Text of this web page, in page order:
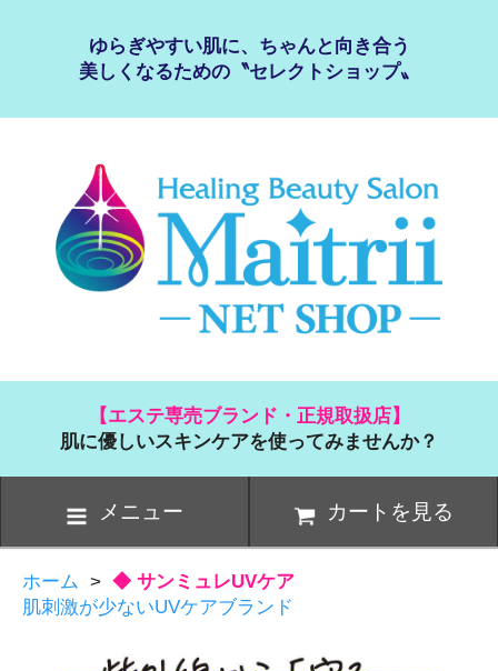
ゆらぎやすい肌に、ちゃんと向き合う
美しくなるための〝セレクトショップ〟
【エステ専売ブランド・正規取扱店】
肌に優しいスキンケアを使ってみませんか？
メニュー カートを見る
ホーム > ◆ サンミュレUVケア
肌刺激が少ないUVケアブランド